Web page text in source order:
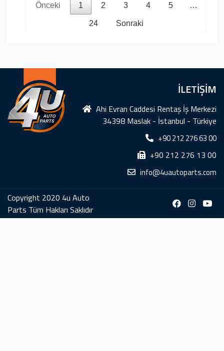
Önceki 1 2 3 4 5 …
24 Sonraki
İLETİŞİM
Ahi Evran Caddesi Rentaş İş Merkezi
34398 Maslak - İstanbul - Türkiye
+90 212 276 63 00
+90 212 276 13 00
info@4uautoparts.com
Copyright 2020 4u Auto
Parts Tüm Hakları Saklıdır